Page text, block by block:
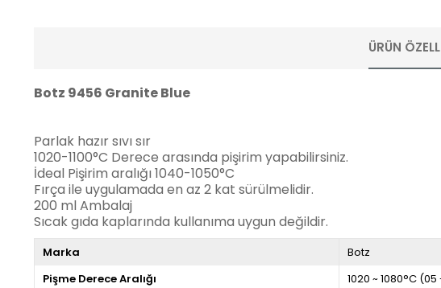
ÜRÜN
Botz 9456 Granite Blue
Parlak hazır sıvı sır
1020-1100°C Derece arasında pişirim yapabilirsiniz.
İdeal Pişirim aralığı 1040-1050°C
Fırça ile uygulamada en az 2 kat sürülmelidir.
200 ml Ambalaj
Sıcak gıda kaplarında kullanıma uygun değildir.
Marka
Botz
Pişme Derece Aralığı
1020 ~ 1080°C